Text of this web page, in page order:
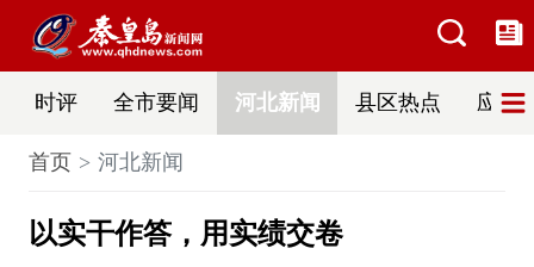
时评 全市要闻 河北新闻 县区热点 应急
首页 河北新闻
以实干作答，用实绩交卷